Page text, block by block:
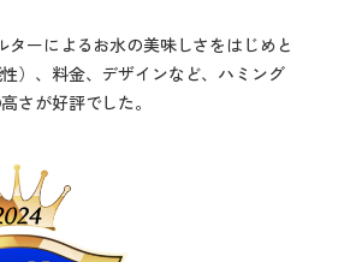
ターによるお水の美味しさをはじめと
）、料金、デザインなど、ハミング
さが好評でした。